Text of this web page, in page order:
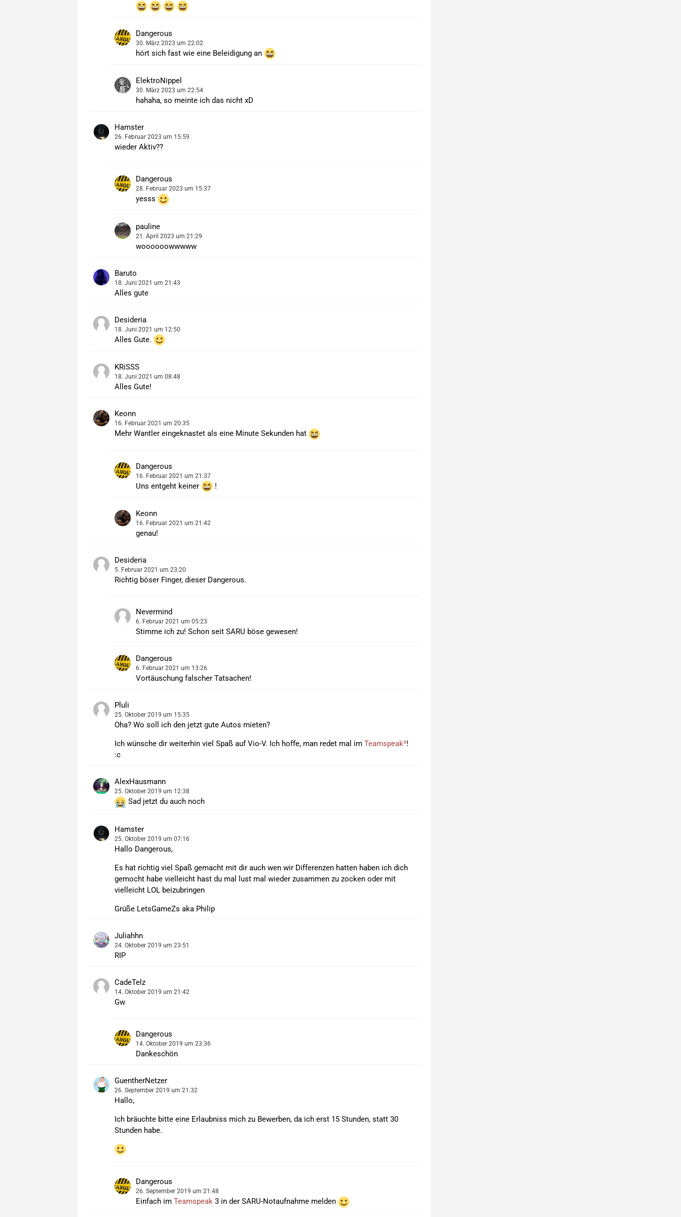
Dangerous
30. März 2023 um 22:02
hört sich fast wie eine Beleidigung an
ElektroNippel
30. März 2023 um 22:54
hahaha, so meinte ich das nicht xD
Hamster
26. Februar 2023 um 15:59
wieder Aktiv??
Dangerous
28. Februar 2023 um 15:37
yesss
pauline
21. April 2023 um 21:29
woooooowwwww
Baruto
18. Juni 2021 um 21:43
Alles gute
Desideria
18. Juni 2021 um 12:50
Alles Gute.
KRiSSS
18. Juni 2021 um 08:48
Alles Gute!
Keonn
16. Februar 2021 um 20:35
Mehr Wantler eingeknastet als eine Minute Sekunden hat
Dangerous
16. Februar 2021 um 21:37
Uns entgeht keiner !
Keonn
16. Februar 2021 um 21:42
genau!
Desideria
5. Februar 2021 um 23:20
Richtig böser Finger, dieser Dangerous.
Nevermind
6. Februar 2021 um 05:23
Stimme ich zu! Schon seit SARU böse gewesen!
Dangerous
6. Februar 2021 um 13:26
Vortäuschung falscher Tatsachen!
Pluli
25. Oktober 2019 um 15:35
Oha? Wo soll ich den jetzt gute Autos mieten?
Ich wünsche dir weiterhin viel Spaß auf Vio-V. Ich hoffe, man redet mal imTeamspeak³!
:c
AlexHausmann
25. Oktober 2019 um 12:38
Sad jetzt du auch noch
Hamster
25. Oktober 2019 um 07:16
Hallo Dangerous,
Es hat richtig viel Spaß gemacht mit dir auch wen wir Differenzen hatten haben ich dich
gemocht habe vielleicht hast du mal lust mal wieder zusammen zu zocken oder mit
vielleicht LOL beizubringen
Grüße LetsGameZs aka Philip
Juliahhn
24. Oktober 2019 um 23:51
RIP
CadeTelz
14. Oktober 2019 um 21:42
Gw
Dangerous
14. Oktober 2019 um 23:36
Dankeschön
GuentherNetzer
26. September 2019 um 21:32
Hallo,
Ich bräuchte bitte eine Erlaubniss mich zu Bewerben, da ich erst 15 Stunden, statt 30
Stunden habe.
Dangerous
26. September 2019 um 21:48
Einfach imTeamspeak 3 in der SARU-Notaufnahme melden